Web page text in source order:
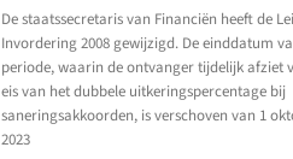
De staatssecretaris van Financiën heeft de
Invordering 2008 gewijzigd. De einddatum
periode, waarin de ontvanger tijdelijk afziet
eis van het dubbele uitkeringspercentage bij
saneringsakkoorden, is verschoven van 1
2023